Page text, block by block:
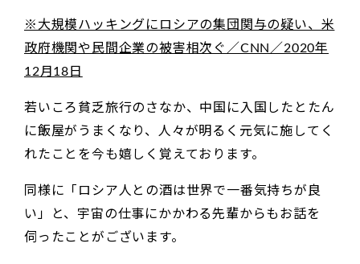
※大規模ハッキングにロシアの集団関与の疑い、米
政府機関や民間企業の被害相次ぐ／CNN／2020年
12月18日
若いころ貧乏旅行のさなか、中国に入国したとたん
に飯屋がうまくなり、人々が明るく元気に施してく
れたことを今も嬉しく覚えております。
同様に「ロシア人との酒は世界で一番気持ちが良
い」と、宇宙の仕事にかかわる先輩からもお話を
伺ったことがございます。